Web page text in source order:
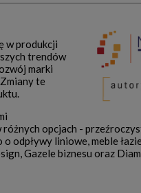
w produkcji
trendów
marki
te
różnych opcjach -
odpływy liniowe, meble
Gazele biznesu oraz